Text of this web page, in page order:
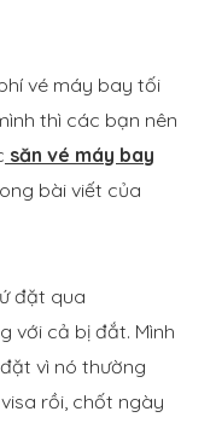
vé máy bay tối
thì các bạn nên
săn vé máy bay
bài viết của
đặt qua
với cả bị đắt. Mình
vì nó thường
rồi, chốt ngày